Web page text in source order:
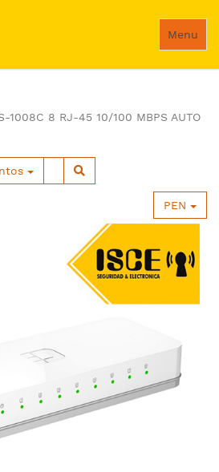
Menu
1008C 8 RJ-45 10/100 MBPS AUTO
PEN